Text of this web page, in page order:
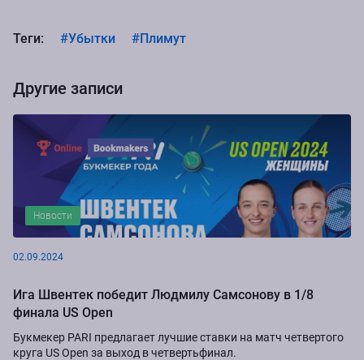
Теги: #Убытки #Плимут
Другие записи
Новости
02.09.2024
Ига Швентек победит Людмилу Самсонову в 1/8
финала US Open
Букмекер PARI предлагает лучшие ставки на матч четвертого
круга US Open за выход в четвертьфинал.